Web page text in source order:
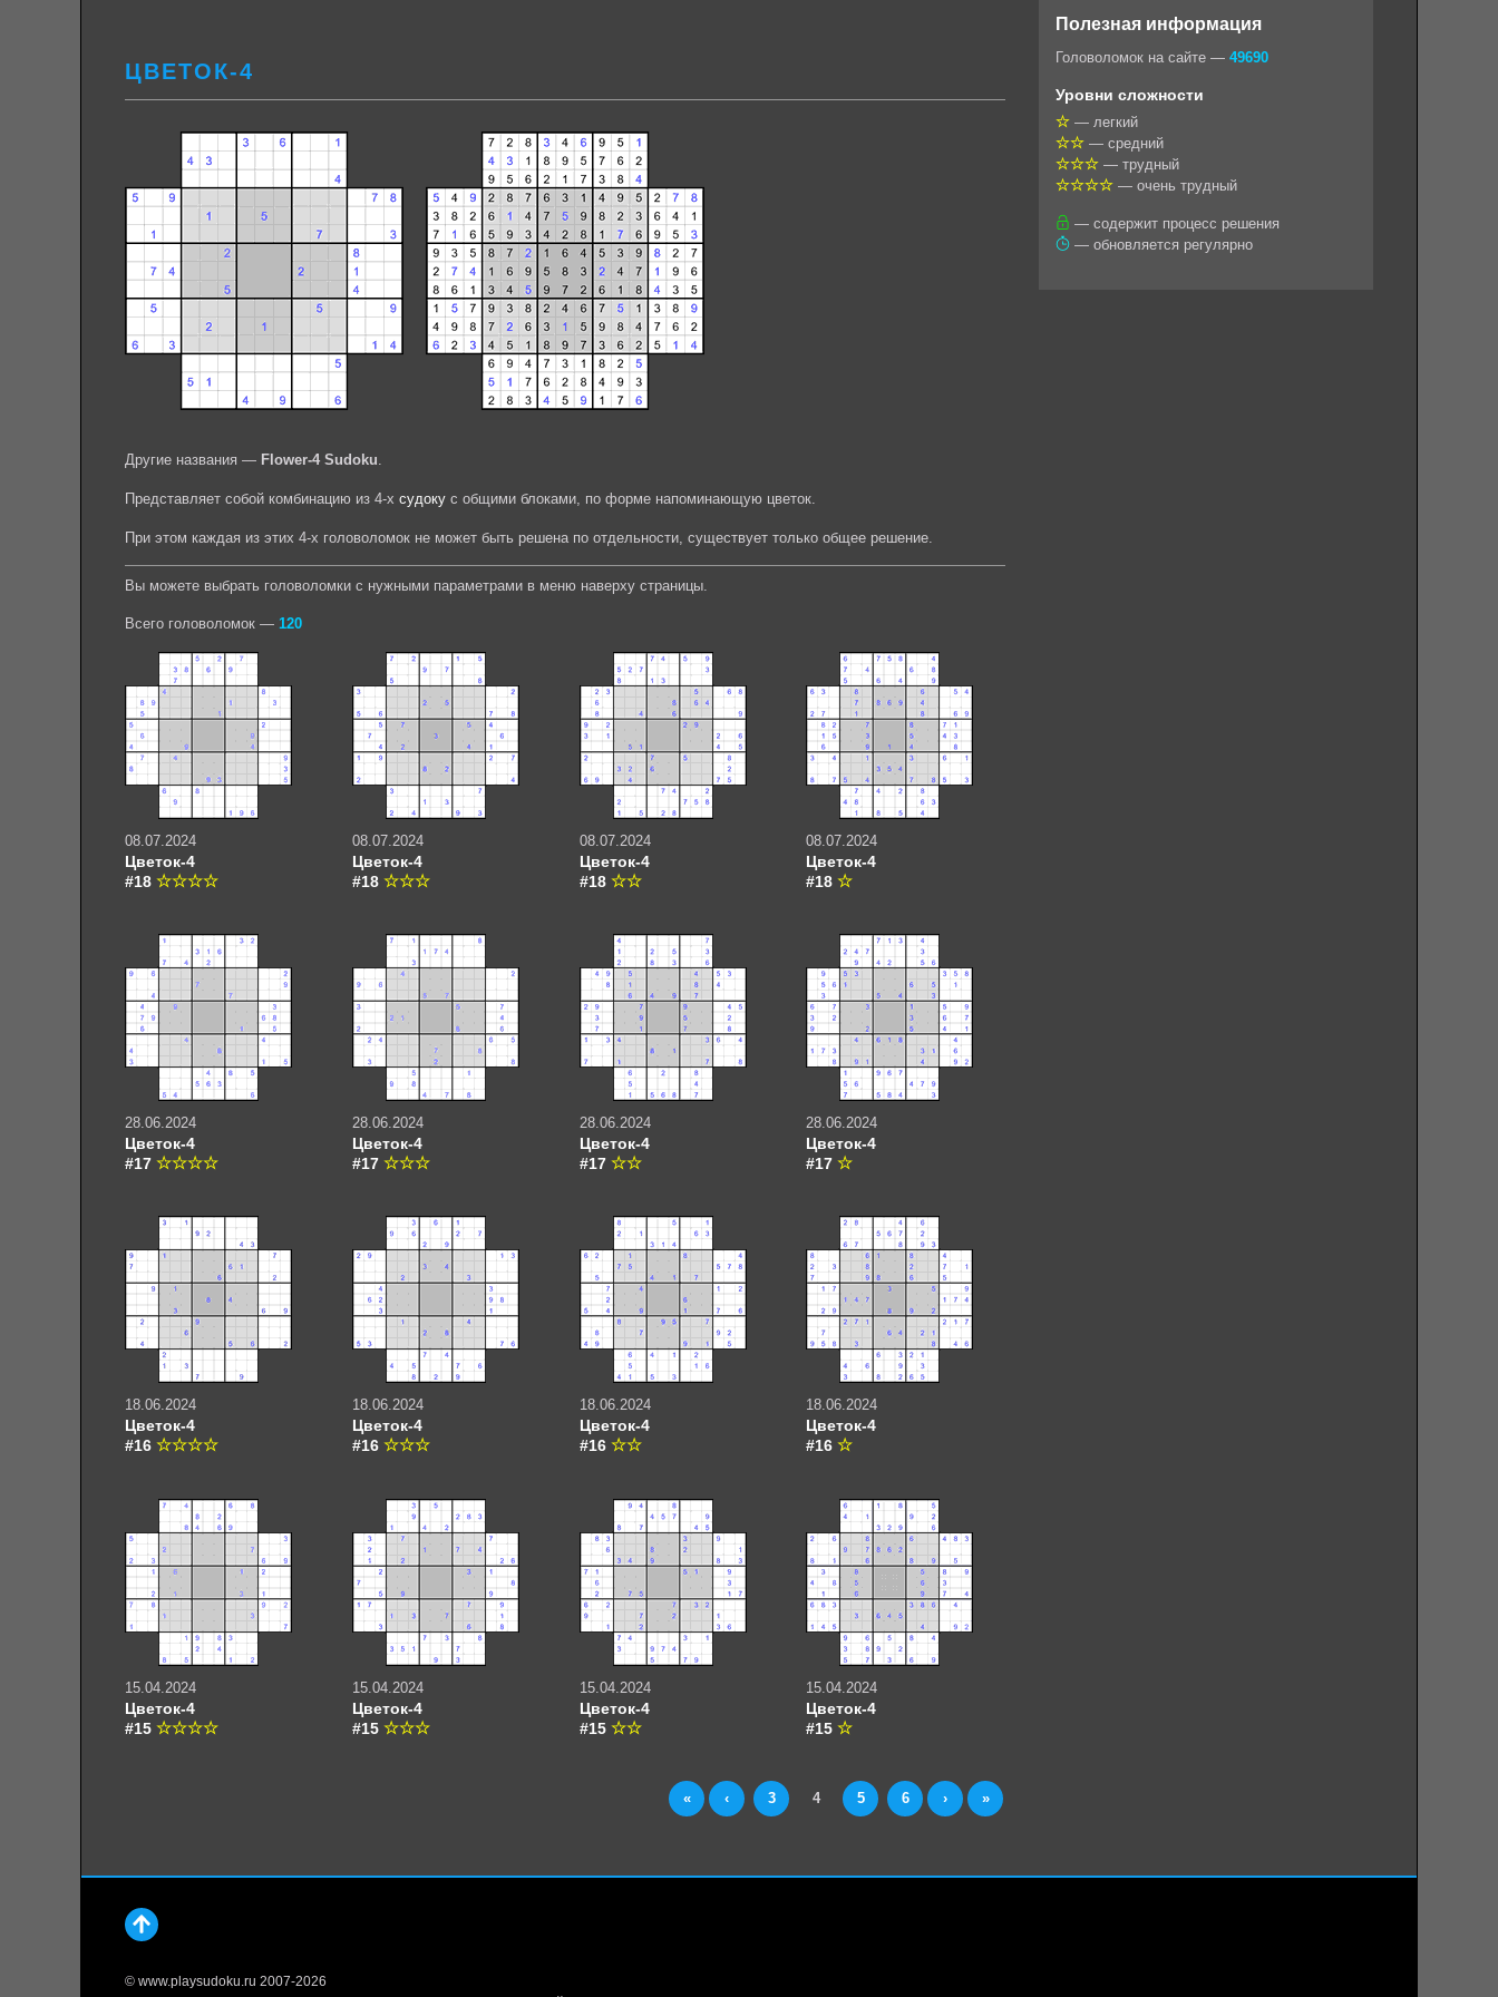
ЦВЕТОК-4
Другие названия — Flower-4 Sudoku.
Представляет собой комбинацию из 4-х судоку с общими блоками, по форме напоминающую цветок.
При этом каждая из этих 4-х головоломок не может быть решена по отдельности, существует только общее решение.
Вы можете выбрать головоломки с нужными параметрами в меню наверху страницы.
Всего головоломок — 120
08.07.2024
Цветок-4
#18
08.07.2024
Цветок-4
#18
08.07.2024
Цветок-4
#18
08.07.2024
Цветок-4
#18
28.06.2024
Цветок-4
#17
28.06.2024
Цветок-4
#17
28.06.2024
Цветок-4
#17
28.06.2024
Цветок-4
#17
18.06.2024
Цветок-4
#16
18.06.2024
Цветок-4
#16
18.06.2024
Цветок-4
#16
18.06.2024
Цветок-4
#16
15.04.2024
Цветок-4
#15
15.04.2024
Цветок-4
#15
15.04.2024
Цветок-4
#15
15.04.2024
Цветок-4
#15
« ‹ 3 4 5 6 › »
o
k
a
s
s
n
i
e
g
t
l
Полезная информация
Головоломок на сайте — 49690
Уровни сложности
— легкий
— средний
— трудный
— очень трудный
— содержит процесс решения
— обновляется регулярно
© www.playsudoku.ru 2007-2026